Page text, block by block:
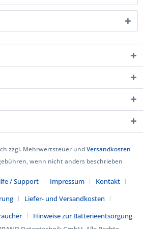
zzgl. Mehrwertsteuer undVersandkosten
wenn nicht anders beschrieben
/ Support Impressum
Kontakt
Liefer- und Versandkosten
Hinweise zur Batterieentsorgung